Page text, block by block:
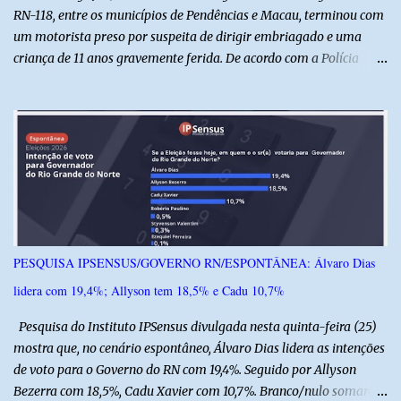
RN-118, entre os municípios de Pendências e Macau, terminou com
um motorista preso por suspeita de dirigir embriagado e uma
criança de 11 anos gravemente ferida. De acordo com a Polícia
autuado em flagrante. O exame pericial para confirmar a
concentração de álcool no organismo ainda está em andamento. A
vítima é um menino de 11 anos, que sofreu ferimentos graves no
acidente. Após os primeiros atendimentos, ele foi entubado e
transferido pelo helicóptero Potiguar 02 para o Hospital
Monsenhor Walfredo Gurgel, em Natal, onde permanece internado
sob cuidados médicos especializados. Segundo informações da
Polícia Militar, a criança é filha de um policial militar. PM reforça
alerta sobre álcool e direção Em nota, a Polícia Militar manifestou
PESQUISA IPSENSUS/GOVERNO RN/ESPONTÂNEA: Álvaro Dias
lidera com 19,4%; Allyson tem 18,5% e Cadu 10,7%
Pesquisa do Instituto IPSensus divulgada nesta quinta-feira (25)
mostra que, no cenário espontâneo, Álvaro Dias lidera as intenções
de voto para o Governo do RN com 19,4%. Seguido por Allyson
Bezerra com 18,5%, Cadu Xavier com 10,7%. Branco/nulo somaram